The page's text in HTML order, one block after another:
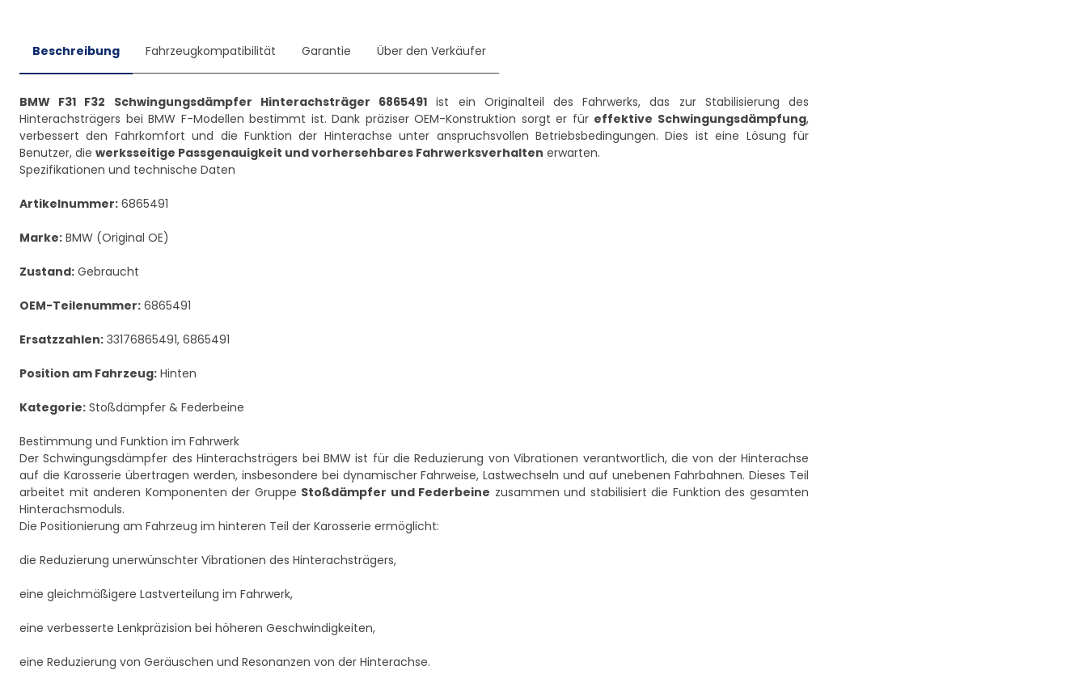
Beschreibung Fahrzeugkompatibilität Garantie Über den Verkäufer
BMW F31 F32 Schwingungsdämpfer Hinterachsträger 6865491 ist ein Originalteil des Fahrwerks, das zur Stabilisierung des
Hinterachsträgers bei BMW F-Modellen bestimmt ist. Dank präziser OEM-Konstruktion sorgt er für effektive Schwingungsdämpfung,
verbessert den Fahrkomfort und die Funktion der Hinterachse unter anspruchsvollen Betriebsbedingungen. Dies ist eine Lösung für
Benutzer, die werksseitige Passgenauigkeit und vorhersehbares Fahrwerksverhalten erwarten.
Spezifikationen und technische Daten
Artikelnummer: 6865491
Marke: BMW (Original OE)
Zustand: Gebraucht
OEM-Teilenummer: 6865491
Ersatzzahlen: 33176865491, 6865491
Position am Fahrzeug: Hinten
Kategorie: Stoßdämpfer & Federbeine
Bestimmung und Funktion im Fahrwerk
Der Schwingungsdämpfer des Hinterachsträgers bei BMW ist für die Reduzierung von Vibrationen verantwortlich, die von der Hinterachse
auf die Karosserie übertragen werden, insbesondere bei dynamischer Fahrweise, Lastwechseln und auf unebenen Fahrbahnen. Dieses Teil
arbeitet mit anderen Komponenten der Gruppe Stoßdämpfer und Federbeine zusammen und stabilisiert die Funktion des gesamten
Hinterachsmoduls.
Die Positionierung am Fahrzeug im hinteren Teil der Karosserie ermöglicht:
die Reduzierung unerwünschter Vibrationen des Hinterachsträgers,
eine gleichmäßigere Lastverteilung im Fahrwerk,
eine verbesserte Lenkpräzision bei höheren Geschwindigkeiten,
eine Reduzierung von Geräuschen und Resonanzen von der Hinterachse.